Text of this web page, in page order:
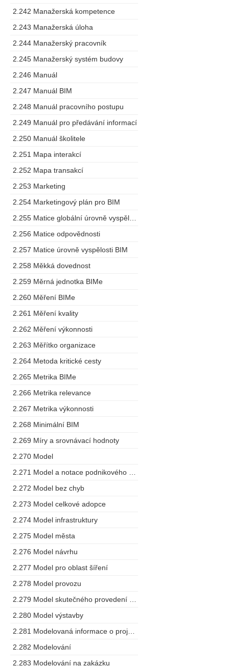
2.242 Manažerská kompetence
2.243 Manažerská úloha
2.244 Manažerský pracovník
2.245 Manažerský systém budovy
2.246 Manuál
2.247 Manuál BIM
2.248 Manuál pracovního postupu
2.249 Manuál pro předávání informací
2.250 Manuál školitele
2.251 Mapa interakcí
2.252 Mapa transakcí
2.253 Marketing
2.254 Marketingový plán pro BIM
2.256 Matice odpovědnosti
2.257 Matice úrovně vyspělosti BIM
2.258 Měkká dovednost
2.259 Měrná jednotka BIMe
2.260 Měření BIMe
2.261 Měření kvality
2.262 Měření výkonnosti
2.263 Měřítko organizace
2.264 Metoda kritické cesty
2.265 Metrika BIMe
2.266 Metrika relevance
2.267 Metrika výkonnosti
2.268 Minimální BIM
2.269 Míry a srovnávací hodnoty
2.270 Model
2.272 Model bez chyb
2.273 Model celkové adopce
2.274 Model infrastruktury
2.275 Model města
2.276 Model návrhu
2.277 Model pro oblast šíření
2.278 Model provozu
2.280 Model výstavby
2.282 Modelování
2.283 Modelování na zakázku